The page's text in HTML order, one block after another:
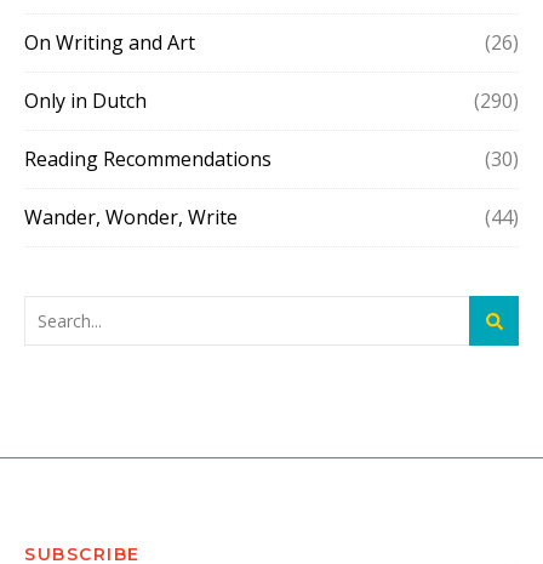
On Writing and Art (26)
Only in Dutch (290)
Reading Recommendations (30)
Wander, Wonder, Write (44)
SUBSCRIBE